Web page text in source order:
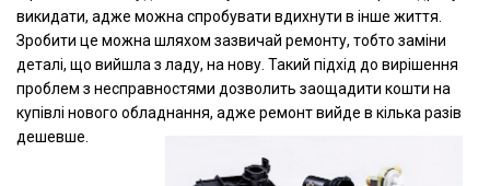
викидати, адже можна спробувати вдихнути в інше життя.
Зробити це можна шляхом зазвичай ремонту, тобто заміни
деталі, що вийшла з ладу, на нову. Такий підхід до вирішення
проблем з несправностями дозволить заощадити кошти на
купівлі нового обладнання, адже ремонт вийде в кілька разів
дешевше.